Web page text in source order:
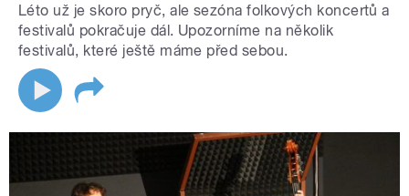
Léto už je skoro pryč, ale sezóna folkových koncertů a
festivalů pokračuje dál. Upozorníme na několik
festivalů, které ještě máme před sebou.